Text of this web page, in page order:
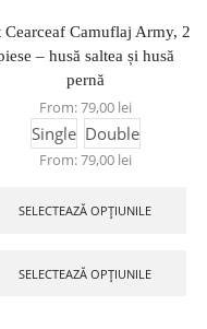
Cearceaf Camuflaj Army, 2
– husă saltea și husă
pernă
From:79,00 lei
Single Double
From:79,00 lei
SELECTEAZĂ OPȚIUNILE
SELECTEAZĂ OPȚIUNILE